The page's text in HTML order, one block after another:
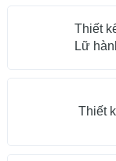
Thiết
Lữ
Thiết